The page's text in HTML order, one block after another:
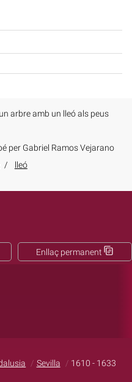
arbre amb un lleó als peus
per Gabriel Ramos Vejarano
lleó
Enllaç permanent
Sevilla 1610 - 1633